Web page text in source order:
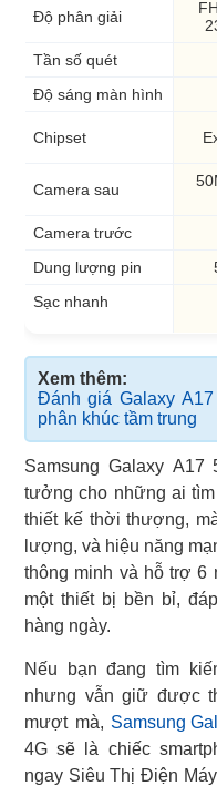
Độ phân giải
Tần số quét
Độ sáng màn hình
Chipset
Camera sau
Camera trước
Dung lượng pin
Sạc nhanh
Xem thêm:
Đánh giá Galaxy
phân khúc tầm trung
Samsung Galaxy
tưởng cho những ai
thiết kế thời thượng,
lượng, và hiệu năng
thông minh và hỗ trợ 6
một thiết bị bền bỉ,
hàng ngày.
Nếu bạn đang tìm
nhưng vẫn giữ được
mượt mà, Samsung
4G sẽ là chiếc
ngay Siêu Thị Điện